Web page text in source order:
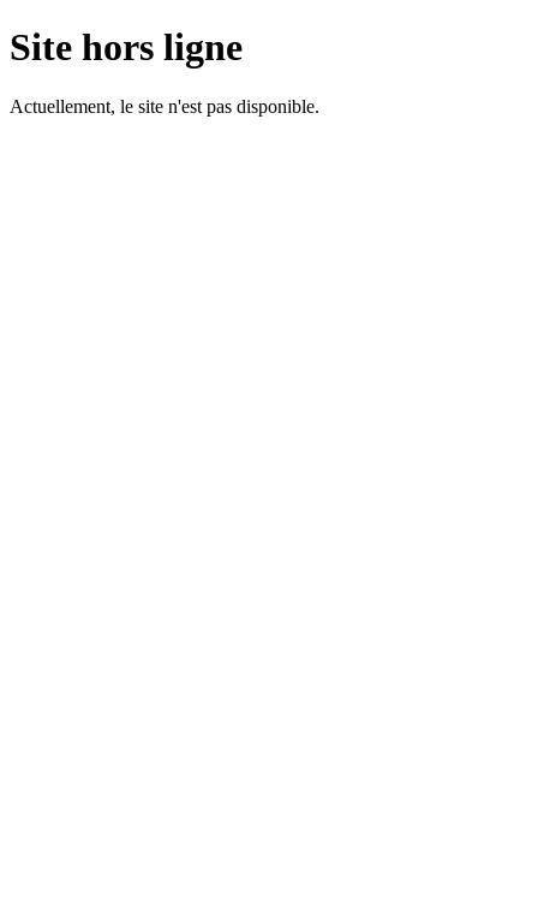
Site hors ligne
Actuellement, le site n'est pas disponible.